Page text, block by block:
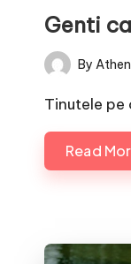
Genti
Posted
by
By
Tinutele
Read